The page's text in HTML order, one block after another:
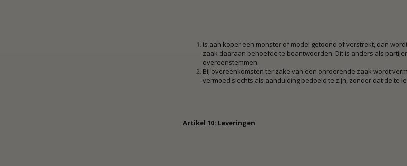
Is aan koper een monster of model getoond of verstrekt, dan
zaak daaraan behoefde te beantwoorden. Dit is anders als
overeenstemmen.
Bij overeenkomsten ter zake van een onroerende zaak wordt
vermoed slechts als aanduiding bedoeld te zijn, zonder dat de te
Artikel 10: Leveringen